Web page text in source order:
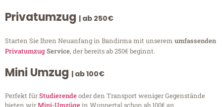
Privatumzug | ab 250€
Starten Sie Ihren Neuanfang in Bandirma mit unserem umfassenden
PrivatumzugService, der bereits ab 250€ beginnt.
Mini Umzug | ab 100€
Perfekt fürStudierendeoder den Transport weniger Gegenstände
bieten wirMini-Umzügein Wuppertal schon ab 100€ an.